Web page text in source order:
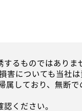
るものではあり
についても当社
しており、無断で
ください。